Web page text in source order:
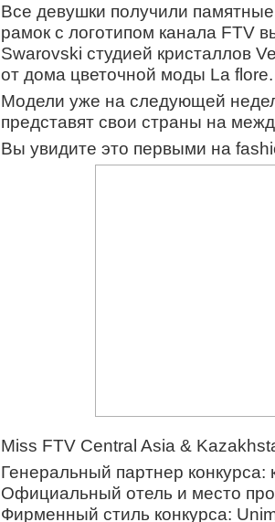
Все девушки получили
рамок с логотипом канала FTV
Swarovski студией кристаллов
от дома цветочной моды La flore.
Модели уже на следующей
представят свои страны на
Вы увидите это первыми на
Miss FTV Central Asia &
Генеральный партнер
Официальный отель и место
Фирменный стиль конкурса: